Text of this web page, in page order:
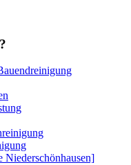
Niederschönhausen]